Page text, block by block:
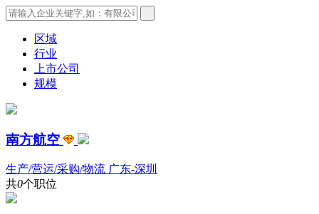
区域
行业
上市公司
规模
南方航空
生产/营运/采购/物流 广东-深圳
共0个职位